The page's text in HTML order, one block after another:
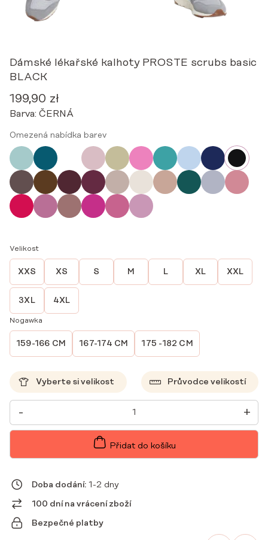
Dámské lékařské kalhoty PROSTE scrubs basic
BLACK
199,90 zł
Barva: ČERNÁ
Omezená nabídka barev
Velikost
XXS XS S M L XL XXL
3XL 4XL
Nogawka
159-166 CM 167-174 CM 175 -182 CM
Vyberte si velikost Průvodce velikostí
-
DÁMSKÉ
LÉKAŘSKÉ
KALHOTY
PROSTE
+
Přidat do košíku
Doba dodání: 1-2 dny
100 dní na vrácení zboží
Bezpečné platby